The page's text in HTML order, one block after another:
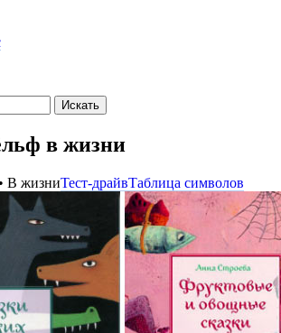
Искать
в жизни
• В жизниТест-драйвТаблица символов